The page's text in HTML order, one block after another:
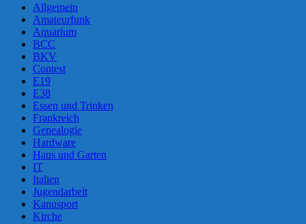
Allgemein
Amateurfunk
Aquarium
BCC
BKV
Contest
E19
E38
Essen und Trinken
Frankreich
Genealogie
Hardware
Haus und Garten
IT
Italien
Jugendarbeit
Kanusport
Kirche